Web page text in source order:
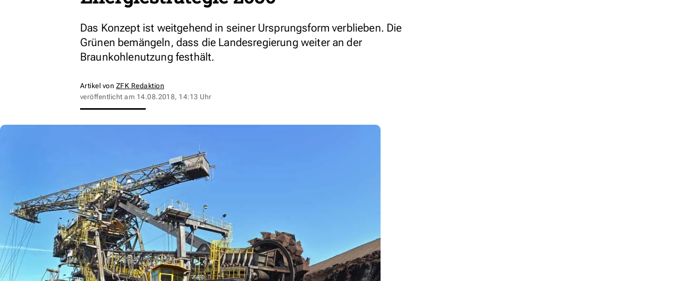
Das Konzept ist weitgehend in seiner Ursprungsform verblieben. Die
Grünen bemängeln, dass die Landesregierung weiter an der
Braunkohlenutzung festhält.
Artikel von ZFK Redaktion
veröffentlicht am 14.08.2018, 14:13 Uhr